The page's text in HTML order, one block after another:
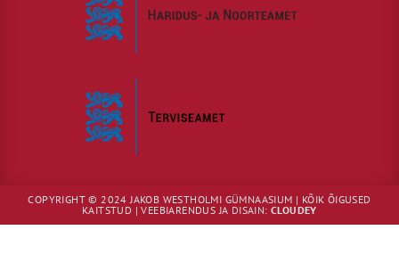
COPYRIGHT © 2024 JAKOB WESTHOLMI GÜMNAASIUM | KÕIK ÕIGUSED
KAITSTUD | VEEBIARENDUS JA DISAIN:CLOUDEY